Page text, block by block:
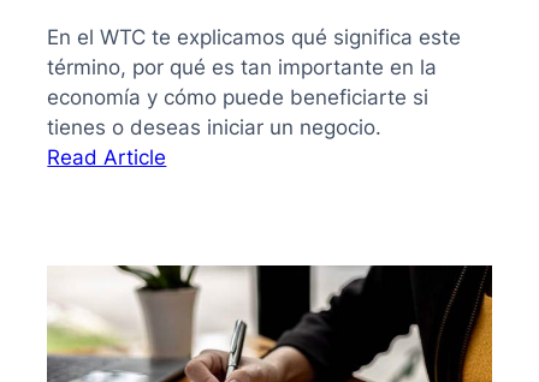
En el WTC te explicamos qué significa este
término, por qué es tan importante en la
economía y cómo puede beneficiarte si
tienes o deseas iniciar un negocio.
Read Article
Guía
clara
para
entender